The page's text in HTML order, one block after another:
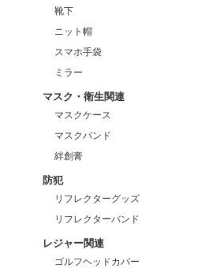
靴下
ニット帽
スマホ手袋
ミラー
マスク・衛生関連
マスクケース
マスクバンド
絆創膏
防犯
リフレクターグッズ
リフレクターバンド
レジャー関連
ゴルフヘッドカバー